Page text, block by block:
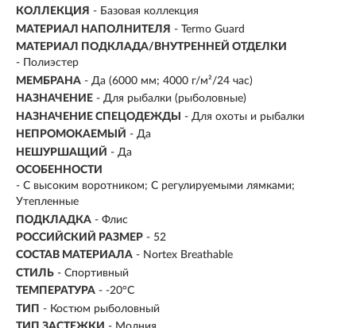
КОЛЛЕКЦИЯ - Базовая коллекция
МАТЕРИАЛ НАПОЛНИТЕЛЯ - Termo Guard
МАТЕРИАЛ ПОДКЛАДА/ВНУТРЕННЕЙ ОТДЕЛКИ
- Полиэстер
МЕМБРАНА - Да (6000 мм; 4000 г/м²/24 час)
НАЗНАЧЕНИЕ - Для рыбалки (рыболовные)
НАЗНАЧЕНИЕ СПЕЦОДЕЖДЫ
- Для охоты и рыбалки
НЕПРОМОКАЕМЫЙ - Да
НЕШУРШАЩИЙ - Да
ОСОБЕННОСТИ
- С высоким воротником; С регулируемыми лямками;
Утепленные
ПОДКЛАДКА - Флис
РОССИЙСКИЙ РАЗМЕР - 52
СОСТАВ МАТЕРИАЛА - Nortex Breathable
СТИЛЬ - Спортивный
ТЕМПЕРАТУРА - -20°C
ТИП - Костюм рыболовный